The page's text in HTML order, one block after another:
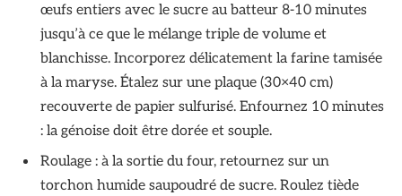
œufs entiers avec le sucre au batteur 8-10 minutes
jusqu’à ce que le mélange triple de volume et
blanchisse. Incorporez délicatement la farine tamisée
à la maryse. Étalez sur une plaque (30×40 cm)
recouverte de papier sulfurisé. Enfournez 10 minutes
: la génoise doit être dorée et souple.
Roulage : à la sortie du four, retournez sur un
torchon humide saupoudré de sucre. Roulez tiède